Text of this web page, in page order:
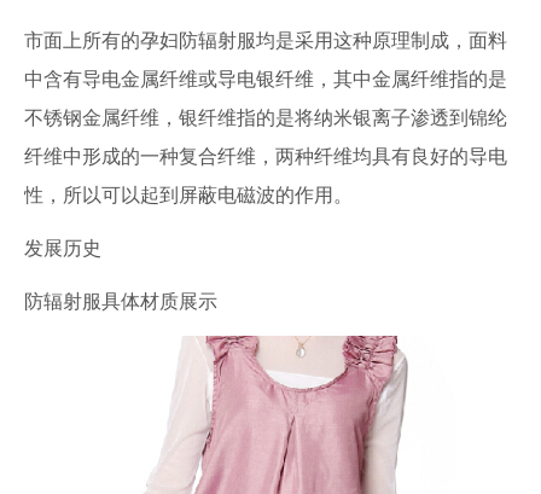
市面上所有的孕妇防辐射服均是采用这种原理制成，面料
中含有导电金属纤维或导电银纤维，其中金属纤维指的是
不锈钢金属纤维，银纤维指的是将纳米银离子渗透到锦纶
纤维中形成的一种复合纤维，两种纤维均具有良好的导电
性，所以可以起到屏蔽电磁波的作用。
发展历史
防辐射服具体材质展示